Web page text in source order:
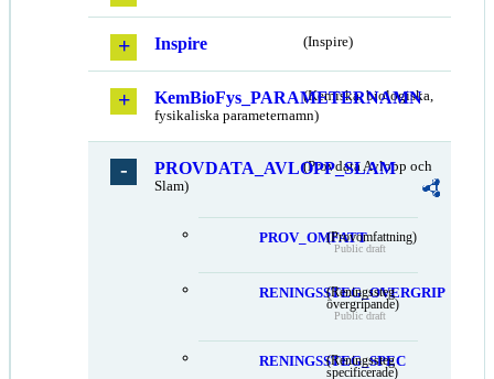
Inspire (Inspire)
KemBioFys_PARAMETERNAMN
(Kemiska, biologiska,
fysikaliska parameternamn)
PROVDATA_AVLOPP_SLAM
(Provdata Avlopp och
Slam)
PROV_OMFATT(Provomfattning)
Public draft
RENINGSSTEG_OVERGRIP
(Reningssteg
övergripande)
Public draft
RENINGSSTEG_SPEC
(Reningssteg
specificerade)